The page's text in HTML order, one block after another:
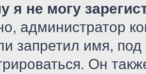
я не могу
администратор
запретил имя,
Он